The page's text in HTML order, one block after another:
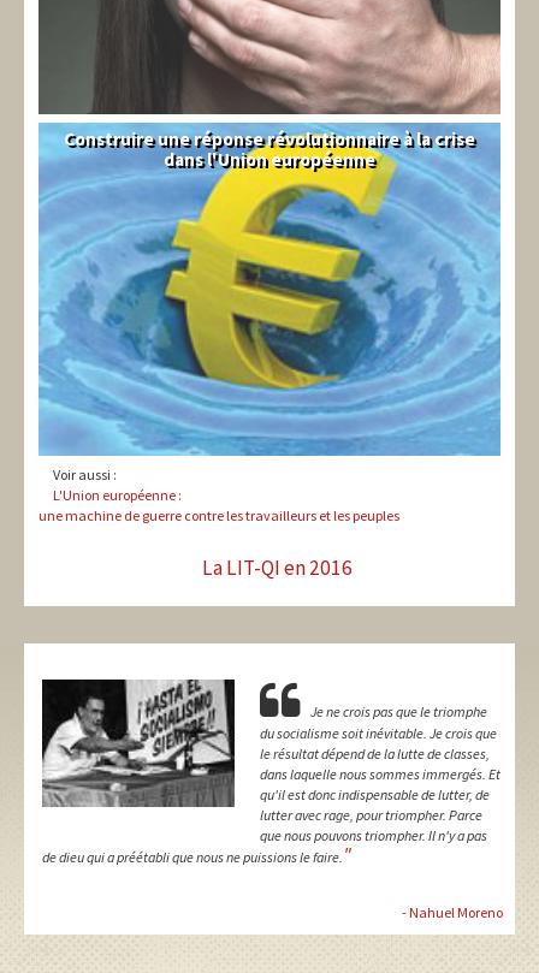
Syndical
Construire une réponse révolutionnaire à la crise
dans l'Union européenne
Voir aussi :
L'Union européenne :
une machine de guerre contre les travailleurs et les peuples
La LIT-QI en 2016
Je ne crois pas que le triomphe
du socialisme soit inévitable. Je crois que
le résultat dépend de la lutte de classes,
dans laquelle nous sommes immergés. Et
qu'il est donc indispensable de lutter, de
lutter avec rage, pour triompher. Parce
que nous pouvons triompher. Il n'y a pas
de dieu qui a préétabli que nous ne puissions le faire. "
- Nahuel Moreno